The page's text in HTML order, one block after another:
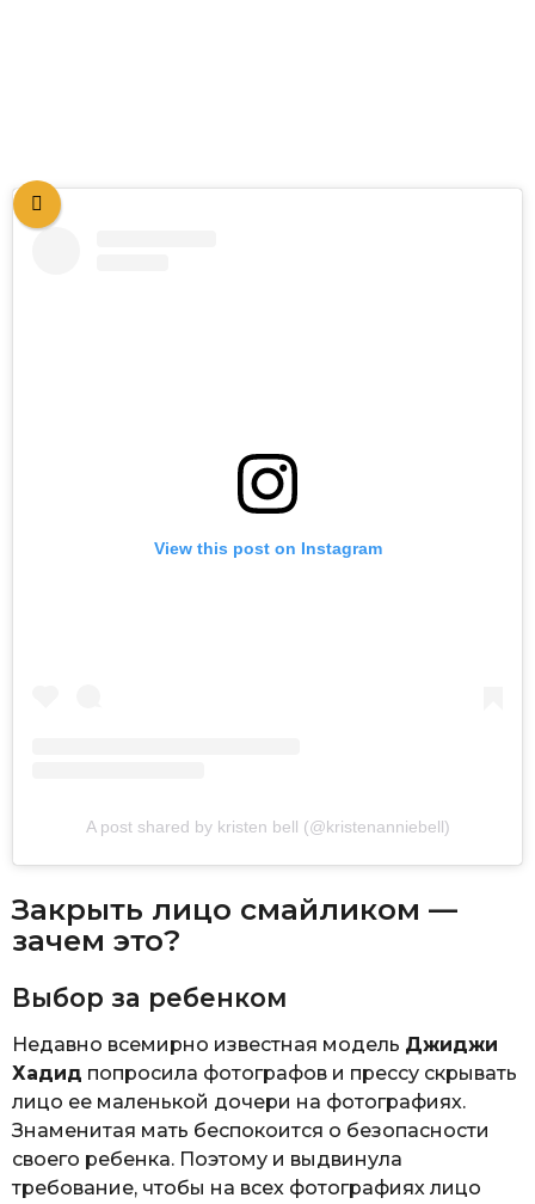
View this post on Instagram
A post shared by kristen bell (@kristenanniebell)
Закрыть лицо смайликом —
зачем это?
Выбор за ребенком
Недавно всемирно известная модель Джиджи
Хадид попросила фотографов и прессу скрывать
лицо ее маленькой дочери на фотографиях.
Знаменитая мать беспокоится о безопасности
своего ребенка. Поэтому и выдвинула
требование, чтобы на всех фотографиях лицо